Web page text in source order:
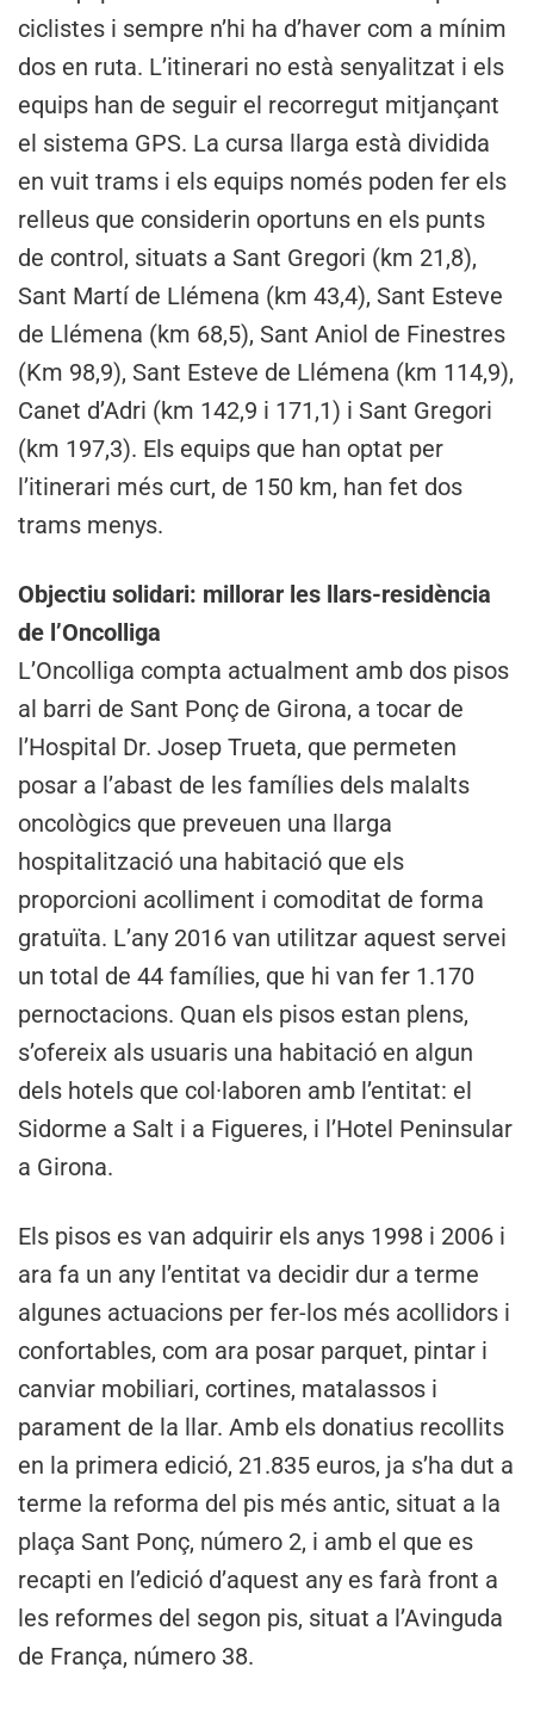
ciclistes i sempre n’hi ha d’haver com a mínim
dos en ruta. L’itinerari no està senyalitzat i els
equips han de seguir el recorregut mitjançant
el sistema GPS. La cursa llarga està dividida
en vuit trams i els equips només poden fer els
relleus que considerin oportuns en els punts
de control, situats a Sant Gregori (km 21,8),
Sant Martí de Llémena (km 43,4), Sant Esteve
de Llémena (km 68,5), Sant Aniol de Finestres
(Km 98,9), Sant Esteve de Llémena (km 114,9),
Canet d’Adri (km 142,9 i 171,1) i Sant Gregori
(km 197,3). Els equips que han optat per
l’itinerari més curt, de 150 km, han fet dos
trams menys.
Objectiu solidari: millorar les llars-residència
de l’Oncolliga
L’Oncolliga compta actualment amb dos pisos
al barri de Sant Ponç de Girona, a tocar de
l’Hospital Dr. Josep Trueta, que permeten
posar a l’abast de les famílies dels malalts
oncològics que preveuen una llarga
hospitalització una habitació que els
proporcioni acolliment i comoditat de forma
gratuïta. L’any 2016 van utilitzar aquest servei
un total de 44 famílies, que hi van fer 1.170
pernoctacions. Quan els pisos estan plens,
s’ofereix als usuaris una habitació en algun
dels hotels que col·laboren amb l’entitat: el
Sidorme a Salt i a Figueres, i l’Hotel Peninsular
a Girona.
Els pisos es van adquirir els anys 1998 i 2006 i
ara fa un any l’entitat va decidir dur a terme
algunes actuacions per fer-los més acollidors i
confortables, com ara posar parquet, pintar i
canviar mobiliari, cortines, matalassos i
parament de la llar. Amb els donatius recollits
en la primera edició, 21.835 euros, ja s’ha dut a
terme la reforma del pis més antic, situat a la
plaça Sant Ponç, número 2, i amb el que es
recapti en l’edició d’aquest any es farà front a
les reformes del segon pis, situat a l’Avinguda
de França, número 38.